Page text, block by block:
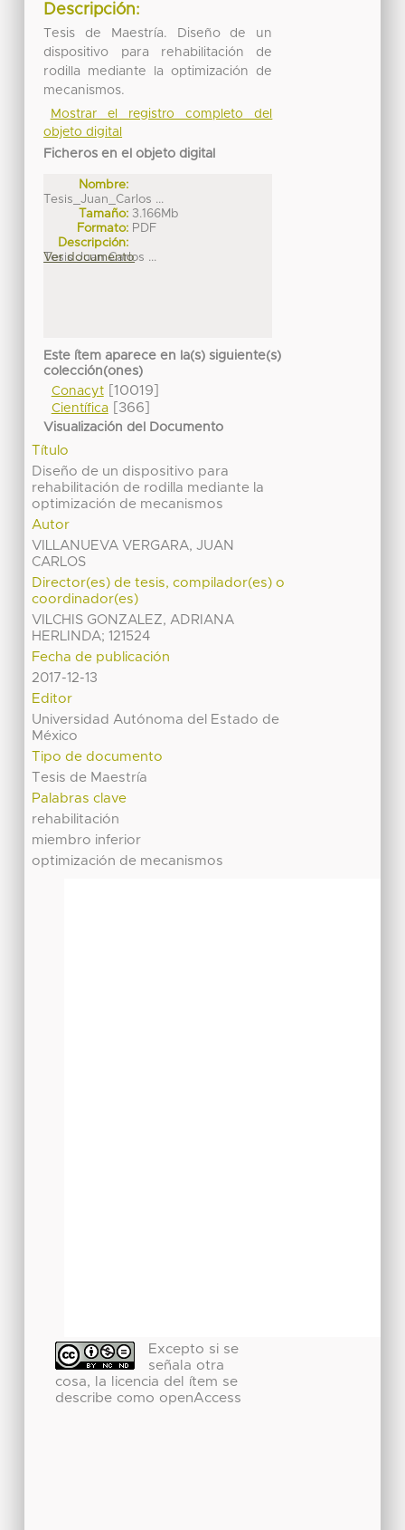
Descripción:
Tesis de Maestría. Diseño de un
dispositivo para rehabilitación de
rodilla mediante la optimización de
mecanismos.
Mostrar el registro completo del
objeto digital
Ficheros en el objeto digital
Nombre:
Tesis_Juan_Carlos ...
Tamaño: 3.166Mb
Formato: PDF
Descripción:
Tesis Juan Carlos ...
Ver documento
Este ítem aparece en la(s) siguiente(s)
colección(ones)
Conacyt[10019]
Científica[366]
Visualización del Documento
Título
Diseño de un dispositivo para
rehabilitación de rodilla mediante la
optimización de mecanismos
Autor
VILLANUEVA VERGARA, JUAN
CARLOS
Director(es) de tesis, compilador(es) o
coordinador(es)
VILCHIS GONZALEZ, ADRIANA
HERLINDA; 121524
Fecha de publicación
2017-12-13
Editor
Universidad Autónoma del Estado de
México
Tipo de documento
Tesis de Maestría
Palabras clave
rehabilitación
miembro inferior
optimización de mecanismos
Excepto si se
señala otra
cosa, la licencia del ítem se
describe como openAccess